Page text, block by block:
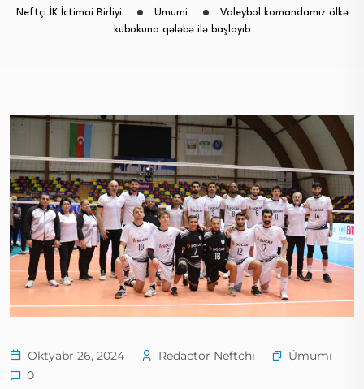
Neftçi İK İctimai Birliyi Ümumi
Voleybol komandamız ölkə
kubokuna qələbə ilə başlayıb
Oktyabr 26, 2024 Redactor Neftchi
Ümumi
0